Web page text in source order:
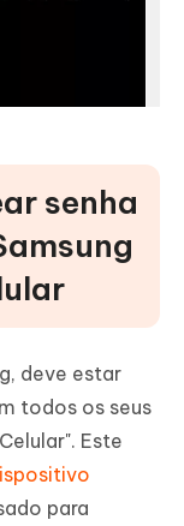
senha
deve estar
todos os seus
Este
para